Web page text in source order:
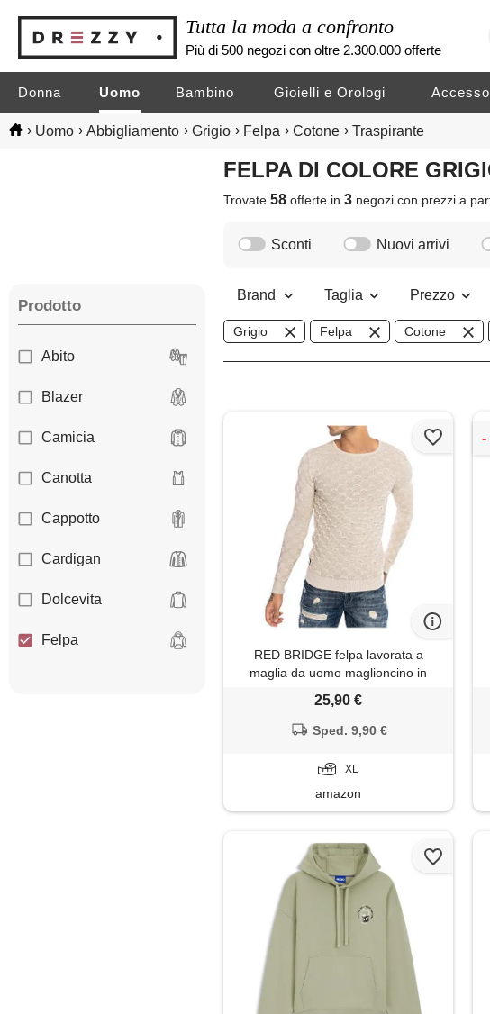
Tutta la moda a confronto
Più di 500 negozi con oltre 2.300.000 offerte
Donna Uomo Bambino Gioielli e Orologi
› Uomo › Abbigliamento › Grigio › Felpa › Cotone › Traspirante
FELPA DI COLORE
Trovate58 offerte in3 negozicon prezzi a
Prodotto
Abito
Blazer
Camicia
Canotta
Cappotto
Cardigan
Dolcevita
Felpa
Sconti Nuovi arrivi
Brand Taglia Prezzo
Grigio Felpa Cotone
RED BRIDGE felpa lavorata a
maglia da uomo maglioncino in
cotone structured beige xl
25,90 €
Sped. 9,90 €
XL
amazon